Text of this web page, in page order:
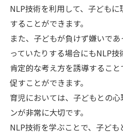
NLP技術を利用して、子ども
することができます。
また、子どもが負けず嫌いで
っていたりする場合にもNLP技
肯定的な考え方を誘導するこ
促すことができます。
育児においては、子どもとの
ンが非常に大切です。
NLP技術を学ぶことで、子ど